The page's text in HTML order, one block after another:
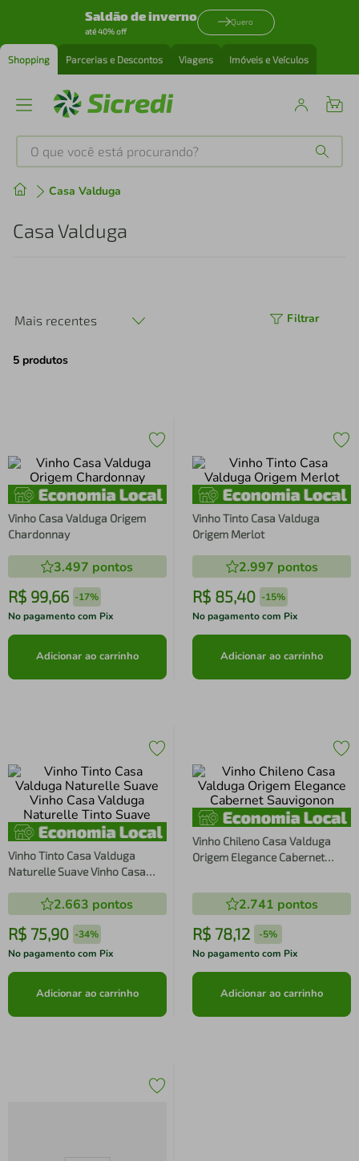
Saldão de inverno
até 40% off
Quero
Shopping Parcerias e Descontos Viagens Imóveis e Veículos
O que você está procurando?
Casa Valduga
Casa Valduga
Mais recentes Filtrar
5 produtos
Vinho Casa Valduga Origem
Chardonnay
3.497 pontos
R$ 99,66 -17%
No pagamento com Pix
Adicionar ao carrinho
Vinho Tinto Casa Valduga
Origem Merlot
2.997 pontos
R$ 85,40 -15%
No pagamento com Pix
Adicionar ao carrinho
Vinho Tinto Casa Valduga
Naturelle Suave Vinho Casa
2.663 pontos
R$ 75,90 -34%
No pagamento com Pix
Adicionar ao carrinho
Vinho Chileno Casa Valduga
Origem Elegance Cabernet
2.741 pontos
R$ 78,12 -5%
No pagamento com Pix
Adicionar ao carrinho
Produtos mais buscados
tenis
perfume
4º air fryer